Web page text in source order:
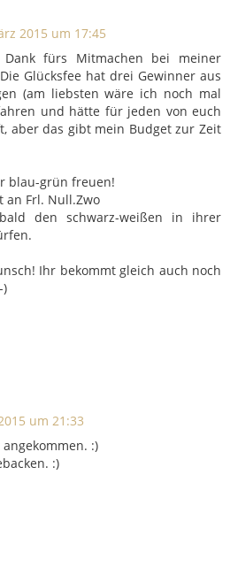
2015 um 17:45
fürs Mitmachen bei meiner
Glücksfee hat drei Gewinner aus
(am liebsten wäre ich noch mal
und hätte für jeden von euch
aber das gibt mein Budget zur Zeit
blau-grün freuen!
an Frl. Null.Zwo
den schwarz-weißen in ihrer
Ihr bekommt gleich auch noch
um 21:33
:)
:)